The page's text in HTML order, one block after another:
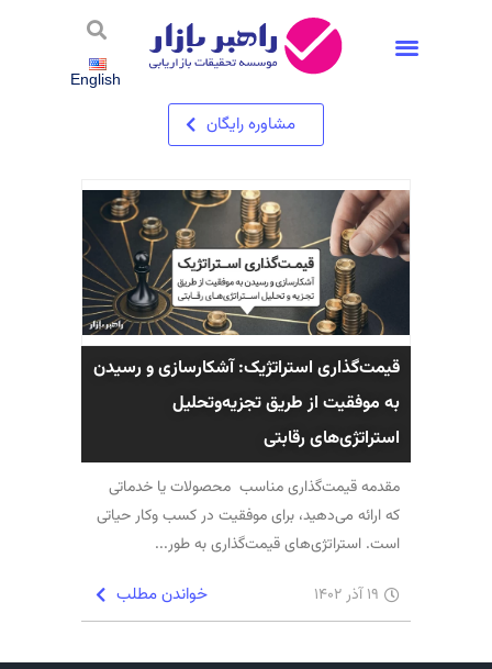
English
مشاوره رایگان
قیمت‌گذاری استراتژیک: آشکارسازی و رسیدن
به موفقیت از طریق تجزیه‌وتحلیل
استراتژی‌های رقابتی
مقدمه قیمت‌گذاری مناسب محصولات یا خدماتی
که ارائه می‌دهید، برای موفقیت در کسب وکار حیاتی
است. استراتژی‌های قیمت‌گذاری به طور...
19 آذر 1402 خواندن مطلب